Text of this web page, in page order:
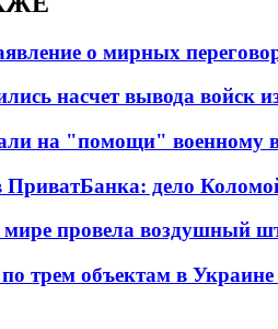
о мирных
насчет вывода войск
на "помощи" военному
ПриватБанка: дело
провела воздушный
трем объектам в